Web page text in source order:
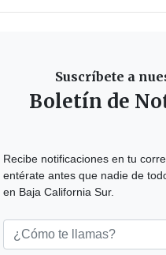
Suscríbete a
Boletín de
Recibe notificaciones en tu
entérate antes que nadie de
en Baja California Sur.